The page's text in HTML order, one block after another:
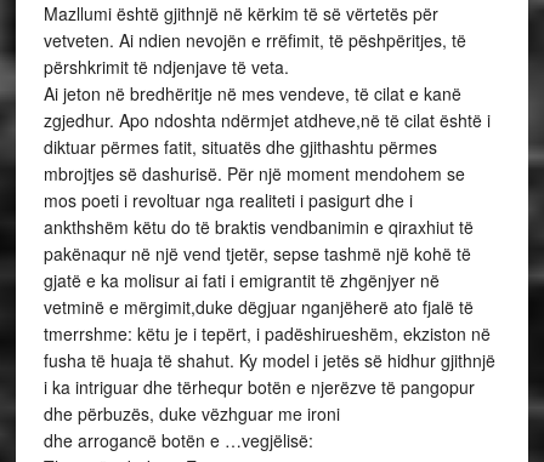
Mazllumi është gjithnjë në kërkim të së vërtetës për
vetveten. Ai ndien nevojën e rrëfimit, të pëshpëritjes, të
përshkrimit të ndjenjave të veta.
Ai jeton në bredhëritje në mes vendeve, të cilat e kanë
zgjedhur. Apo ndoshta ndërmjet atdheve,në të cilat është i
diktuar përmes fatit, situatës dhe gjithashtu përmes
mbrojtjes së dashurisë. Për një moment mendohem se
mos poeti i revoltuar nga realiteti i pasigurt dhe i
ankthshëm këtu do të braktis vendbanimin e qiraxhiut të
pakënaqur në një vend tjetër, sepse tashmë një kohë të
gjatë e ka molisur ai fati i emigrantit të zhgënjyer në
vetminë e mërgimit,duke dëgjuar nganjëherë ato fjalë të
tmerrshme: këtu je i tepërt, i padëshirueshëm, ekziston në
fusha të huaja të shahut. Ky model i jetës së hidhur gjithnjë
i ka intriguar dhe tërhequr botën e njerëzve të pangopur
dhe përbuzës, duke vëzhguar me ironi
dhe arrogancë botën e …vegjëlisë: